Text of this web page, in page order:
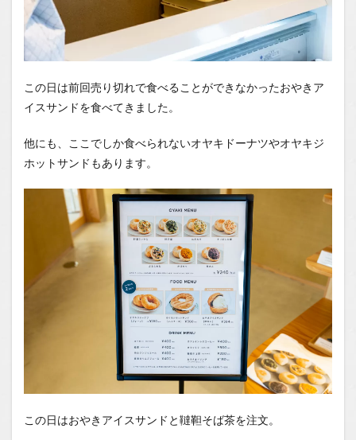
この日は前回売り切れで食べることができなかったおやきア
イスサンドを食べてきました。
他にも、ここでしか食べられないオヤキドーナツやオヤキジ
ホットサンドもあります。
この日はおやきアイスサンドと韃靼そば茶を注文。